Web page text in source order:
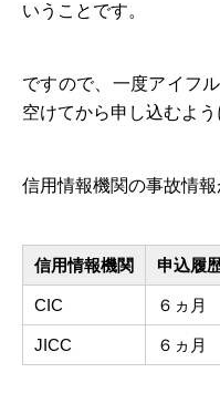
いうことです。
ですので、一度アイフ
空けてから申し込むよう
信用情報機関の事故情
信用情報機関 申込履
CIC ６ヵ月
JICC ６ヵ月